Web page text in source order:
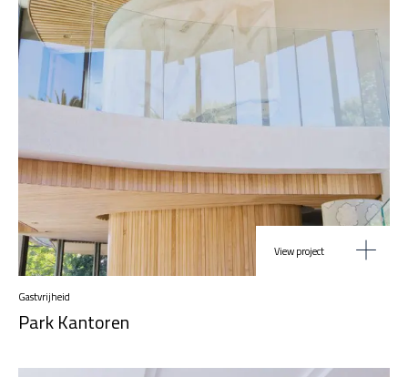
View project
Gastvrijheid
Park Kantoren